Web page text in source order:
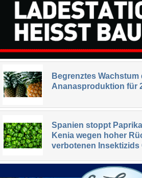
Begrenztes Wachstum
Ananasproduktion für
Spanien stoppt
Kenia wegen hoher
verbotenen